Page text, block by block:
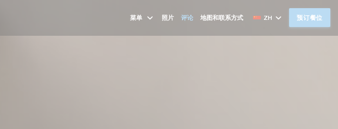
菜单 照片 评论 地图和联系方式 ZH 预订餐位